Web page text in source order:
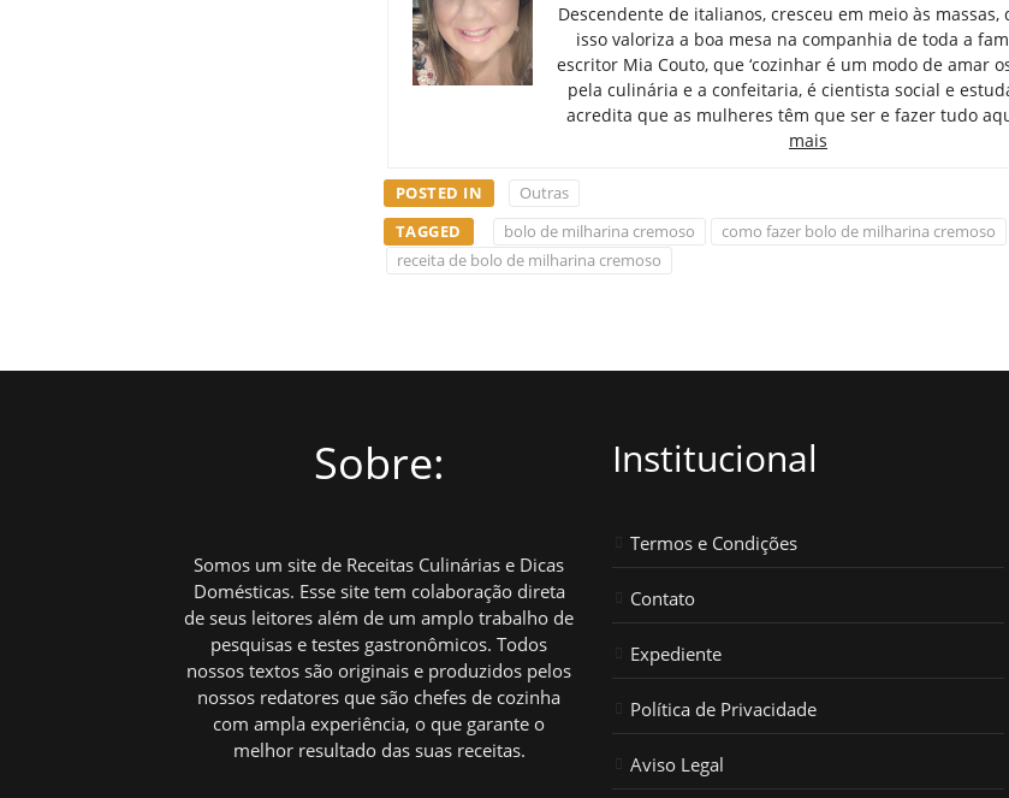
Descendente de italianos, cresceu em meio às massas,
isso valoriza a boa mesa na companhia de toda a
escritor Mia Couto, que ‘cozinhar é um modo de amar
pela culinária e a confeitaria, é cientista social e
acredita que as mulheres têm que ser e fazer tudo
mais
POSTED IN
Outras
TAGGED
bolo de milharina cremoso
como fazer bolo de milharina cremoso
receita de bolo de milharina cremoso
Sobre:
Somos um site de Receitas Culinárias e Dicas
Domésticas. Esse site tem colaboração direta
de seus leitores além de um amplo trabalho de
pesquisas e testes gastronômicos. Todos
nossos textos são originais e produzidos pelos
nossos redatores que são chefes de cozinha
com ampla experiência, o que garante o
melhor resultado das suas receitas.
Institucional
Termos e Condições
Contato
Expediente
Política de Privacidade
Aviso Legal